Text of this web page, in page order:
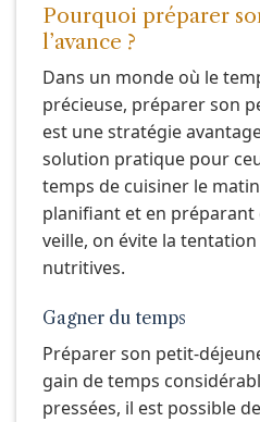
Pourquoi préparer
l’avance ?
Dans un monde où le
précieuse, préparer son
est une stratégie
solution pratique pour
temps de cuisiner le
planifiant et en préparant
veille, on évite la
nutritives.
Gagner du temps
Préparer son petit-
gain de temps
pressées, il est possible